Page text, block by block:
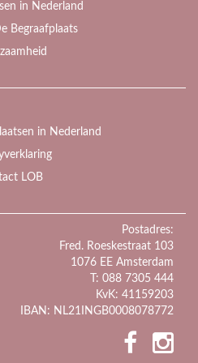
in Nederland
Begraafplaats
in Nederland
LOB
Postadres:
Fred. Roeskestraat 103
1076 EE Amsterdam
T: 088 7305 444
KvK: 41159203
IBAN: NL21INGB0008078772